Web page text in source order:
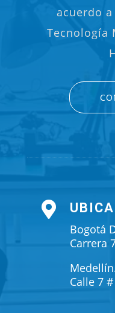
acuerdo
Tecnología

Bogotá
Carrera
Calle 7